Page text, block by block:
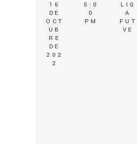
16
DE
OCT
UB
RE
DE
202
2
5:0
0
PM
LIG
A
FUT
VE